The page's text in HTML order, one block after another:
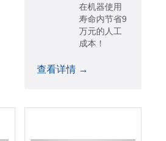
在机器使用
寿命内节省9
万元的人工
成本！
查看详情 →